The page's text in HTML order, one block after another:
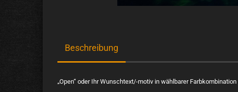
Beschreibung
„Open“ oder Ihr Wunschtext/-motiv in wählbarer